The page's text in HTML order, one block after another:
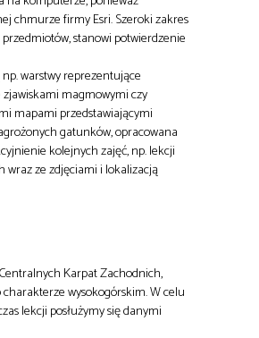
chmurze firmy Esri. Szeroki zakres
stanowi potwierdzenie
warstwy reprezentujące
magmowymi czy
mapami przedstawiającymi
gatunków, opracowana
kolejnych zajęć, np. lekcji
wraz ze zdjęciami i lokalizacją
Karpat Zachodnich,
charakterze wysokogórskim. W celu
lekcji posłużymy się danymi